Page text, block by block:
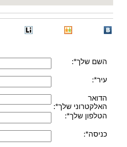
השם שלך*:
עיר*:
הדואר
האלקטרוני שלך*:
הטלפון שלך*:
כניסה*: